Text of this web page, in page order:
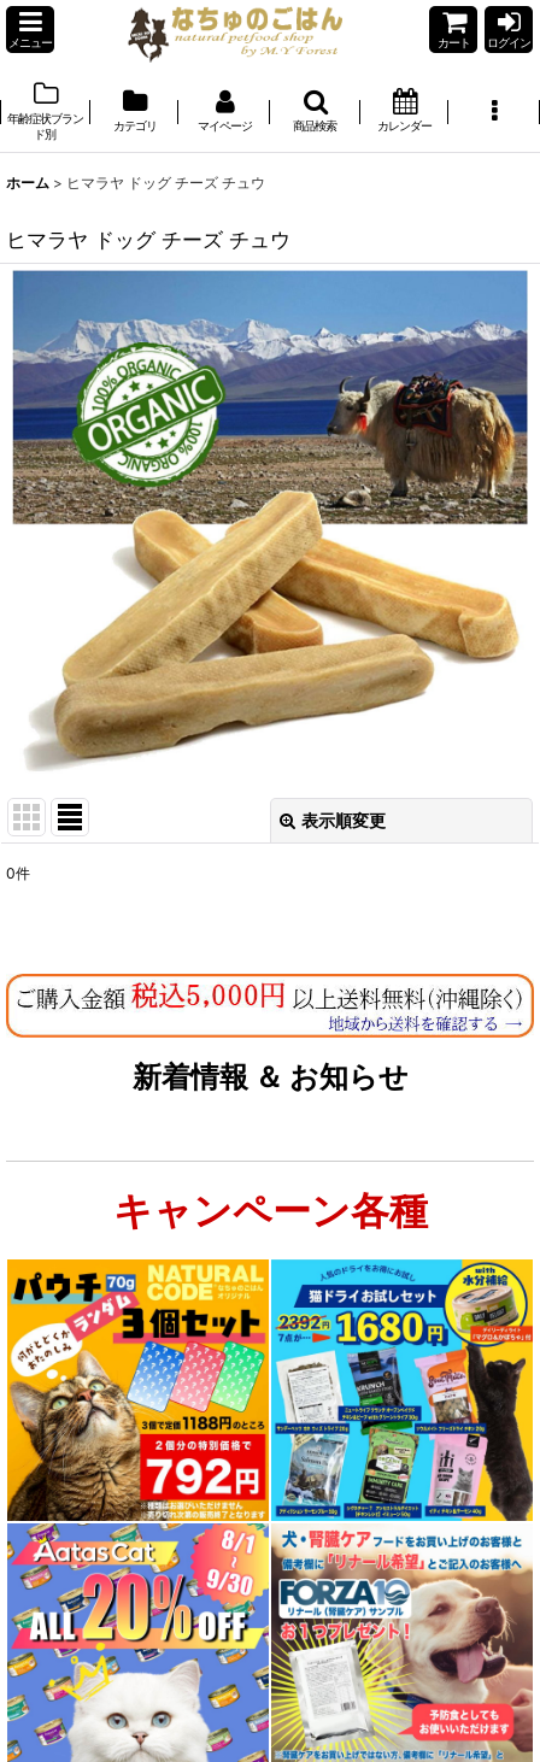
メニュー カート ログイン
年齢症状ブラン
ド別
カテゴリ マイページ 商品検索 カレンダー
ホーム > ヒマラヤ ドッグ チーズ チュウ
ヒマラヤ ドッグ チーズ チュウ
表示順変更
並び順
絞り込む
0件
新着情報 ＆ お知らせ
キャンペーン各種